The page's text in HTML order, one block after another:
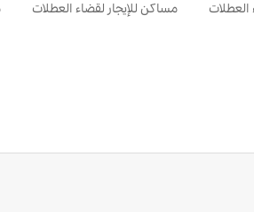
العطلات
مساكن للإيجار لقضاء العطلات